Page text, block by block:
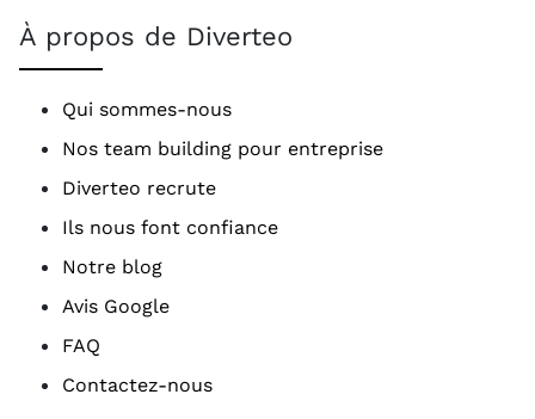
À propos de Diverteo
Qui sommes-nous
Nos team building pour entreprise
Diverteo recrute
Ils nous font confiance
Notre blog
Avis Google
FAQ
Contactez-nous